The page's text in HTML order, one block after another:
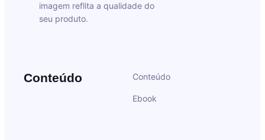
imagem reflita a qualidade do
seu produto.
Conteúdo Conteúdo
Ebook